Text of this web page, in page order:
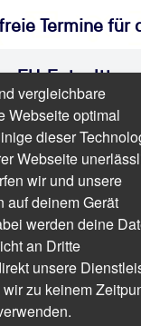
Termine für
EU-
Tag | ab 821,10 €
vergleichbare
Webseite optimal
dieser
Webseite
wir und unsere
auf deinem Gerät
werden deine
an Dritte
unsere
zu keinem